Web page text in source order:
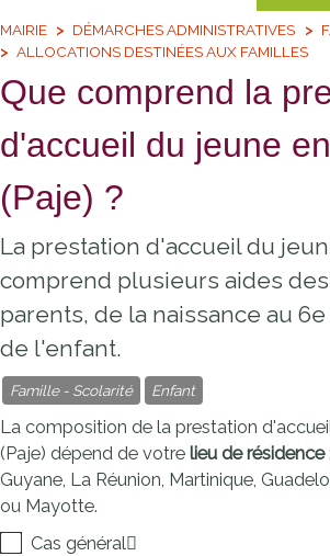
MAIRIE DÉMARCHES ADMINISTRATIVES
ALLOCATIONS DESTINÉES AUX FAMILLES
Que comprend la
d'accueil du jeune
(Paje) ?
La prestation d'accueil du
comprend plusieurs aides
parents, de la naissance au
de l'enfant.
Famille - Scolarité Enfant
La composition de la prestation
(Paje) dépend de votre lieu de résidence
Guyane, La Réunion, Martinique,
ou Mayotte.
Cas général